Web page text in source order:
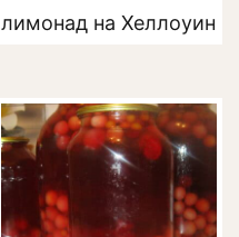
лимонад на Хеллоуин